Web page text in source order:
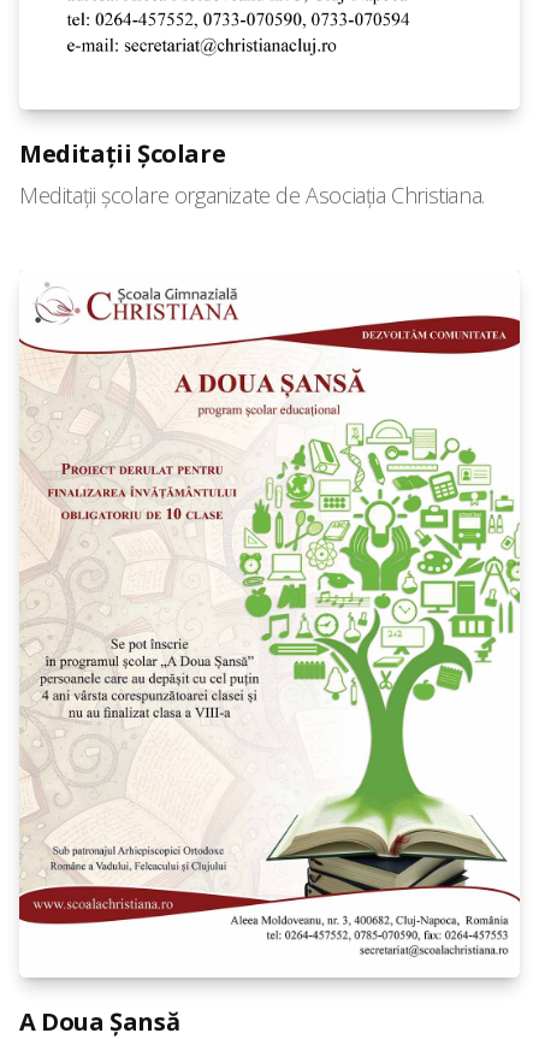
Meditații Școlare
Meditații școlare organizate de Asociația Christiana.
A Doua Șansă